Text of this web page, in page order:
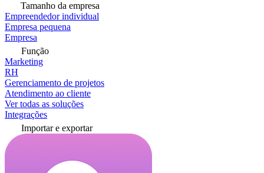
Tamanho da empresa
Empreendedor individual
Empresa pequena
Empresa
Função
Marketing
RH
Gerenciamento de projetos
Atendimento ao cliente
Ver todas as soluções
Integrações
Importar e exportar